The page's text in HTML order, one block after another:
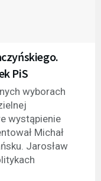
PiS
wyborach
wystąpienie
Michał
Jarosław